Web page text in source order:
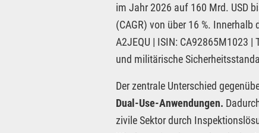
im Jahr 2026 auf 160 Mrd. USD
(CAGR) von über 16 %.
A2JEQU | ISIN: CA92865M1023
und militärische
Der zentrale Unterschied
Dual-Use-Anwendungen.
zivile Sektor durch